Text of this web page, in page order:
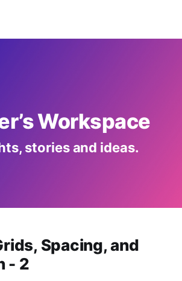
Workspace
stories and ideas.
Spacing, and
- 2